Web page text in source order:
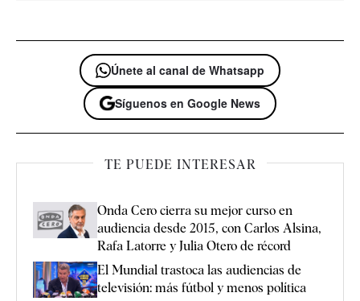
Únete al canal de Whatsapp
Síguenos en Google News
TE PUEDE INTERESAR
Onda Cero cierra su mejor curso en
audiencia desde 2015, con Carlos Alsina,
Rafa Latorre y Julia Otero de récord
El Mundial trastoca las audiencias de
televisión: más fútbol y menos política